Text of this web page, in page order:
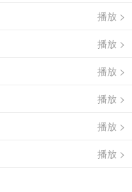
播放 >
播放 >
播放 >
播放 >
播放 >
播放 >